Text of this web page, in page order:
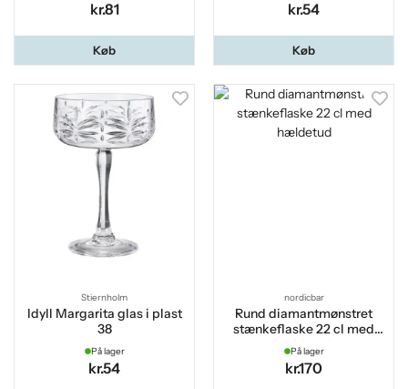
kr.81
Køb
kr.54
Køb
Stiernholm
Idyll Margarita glas i plast
38
På lager
kr.54
nordicbar
Rund diamantmønstret
stænkeflaske 22 cl med
hældetud
På lager
kr.170